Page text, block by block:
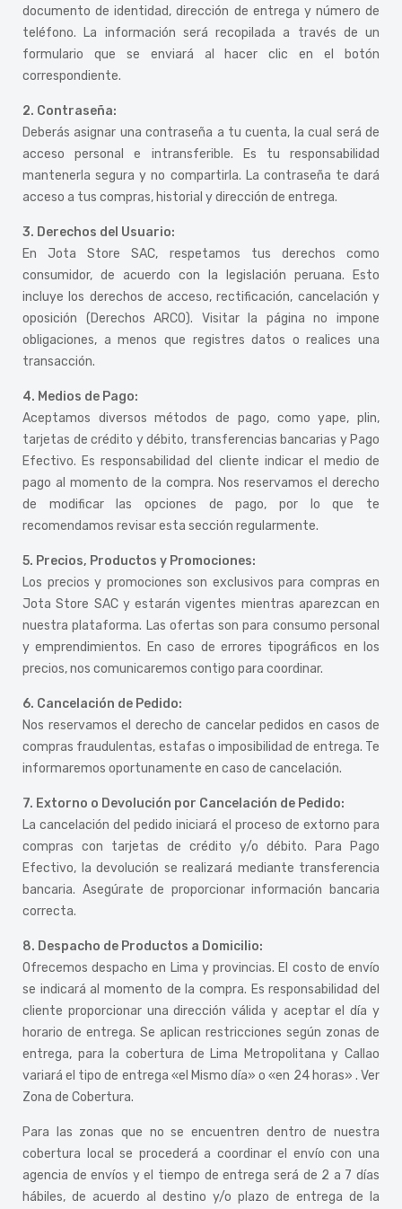
documento de identidad, dirección de entrega y número de
teléfono. La información será recopilada a través de un
formulario que se enviará al hacer clic en el botón
correspondiente.
2. Contraseña:
Deberás asignar una contraseña a tu cuenta, la cual será de
acceso personal e intransferible. Es tu responsabilidad
mantenerla segura y no compartirla. La contraseña te dará
acceso a tus compras, historial y dirección de entrega.
3. Derechos del Usuario:
En Jota Store SAC, respetamos tus derechos como
consumidor, de acuerdo con la legislación peruana. Esto
incluye los derechos de acceso, rectificación, cancelación y
oposición (Derechos ARCO). Visitar la página no impone
obligaciones, a menos que registres datos o realices una
transacción.
4. Medios de Pago:
Aceptamos diversos métodos de pago, como yape, plin,
tarjetas de crédito y débito, transferencias bancarias y Pago
Efectivo. Es responsabilidad del cliente indicar el medio de
pago al momento de la compra. Nos reservamos el derecho
de modificar las opciones de pago, por lo que te
recomendamos revisar esta sección regularmente.
5. Precios, Productos y Promociones:
Los precios y promociones son exclusivos para compras en
Jota Store SAC y estarán vigentes mientras aparezcan en
nuestra plataforma. Las ofertas son para consumo personal
y emprendimientos. En caso de errores tipográficos en los
precios, nos comunicaremos contigo para coordinar.
6. Cancelación de Pedido:
Nos reservamos el derecho de cancelar pedidos en casos de
compras fraudulentas, estafas o imposibilidad de entrega. Te
informaremos oportunamente en caso de cancelación.
7. Extorno o Devolución por Cancelación de Pedido:
La cancelación del pedido iniciará el proceso de extorno para
compras con tarjetas de crédito y/o débito. Para Pago
Efectivo, la devolución se realizará mediante transferencia
bancaria. Asegúrate de proporcionar información bancaria
correcta.
8. Despacho de Productos a Domicilio:
Ofrecemos despacho en Lima y provincias. El costo de envío
se indicará al momento de la compra. Es responsabilidad del
cliente proporcionar una dirección válida y aceptar el día y
horario de entrega. Se aplican restricciones según zonas de
entrega, para la cobertura de Lima Metropolitana y Callao
variará el tipo de entrega «el Mismo día» o «en 24 horas» . Ver
Zona de Cobertura.
Para las zonas que no se encuentren dentro de nuestra
cobertura local se procederá a coordinar el envío con una
agencia de envíos y el tiempo de entrega será de 2 a 7 días
hábiles, de acuerdo al destino y/o plazo de entrega de la